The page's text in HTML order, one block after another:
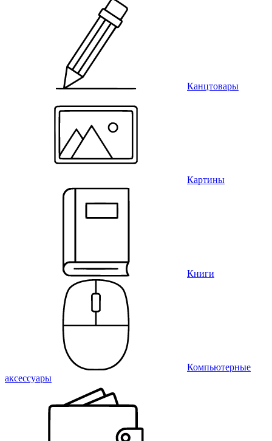
Канцтовары
Картины
Книги
Компьютерные
аксессуары